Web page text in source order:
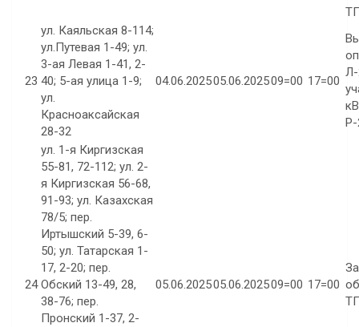
23
ул. Каяльская 8-114;
ул.Путевая 1-49; ул.
3-ая Левая 1-41, 2-
40; 5-ая улица 1-9;
ул.
Красноаксайская
28-32
04.06.202505.06.202509=00 17=00
Л-
24
ул. 1-я Киргизская
55-81, 72-112; ул. 2-
я Киргизская 56-68,
91-93; ул. Казахская
78/5; пер.
Иртышский 5-39, 6-
50; ул. Татарская 1-
17, 2-20; пер.
Обский 13-49, 28,
38-76; пер.
Пронский 1-37, 2-
05.06.202505.06.202509=00 17=00